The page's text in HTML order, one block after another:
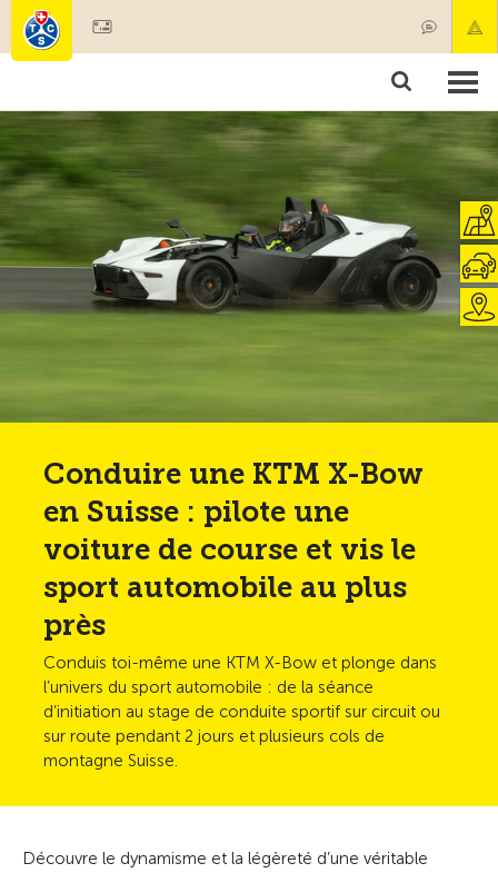
Membres & prestations
Conduire une KTM X-Bow
en Suisse : pilote une
voiture de course et vis le
sport automobile au plus
près
Conduis toi-même une KTM X-Bow et plonge dans
l’univers du sport automobile : de la séance
d’initiation au stage de conduite sportif sur circuit ou
sur route pendant 2 jours et plusieurs cols de
montagne Suisse.
Découvre le dynamisme et la légèreté d’une véritable